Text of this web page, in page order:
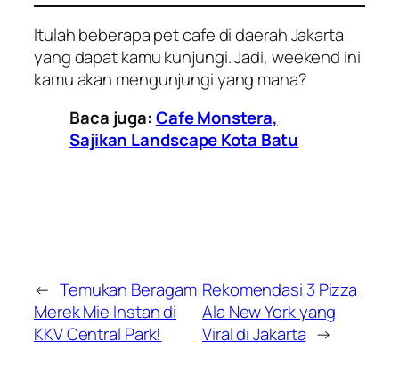
Itulah beberapapet cafedi daerah Jakarta
yang dapat kamu kunjungi. Jadi, weekend ini
kamu akan mengunjungi yang mana?
Baca juga:Cafe Monstera,
Sajikan Landscape Kota Batu
← Temukan Beragam
Merek Mie Instan di
KKV Central Park!
Rekomendasi 3 Pizza
Ala New York yang
Viral di Jakarta →